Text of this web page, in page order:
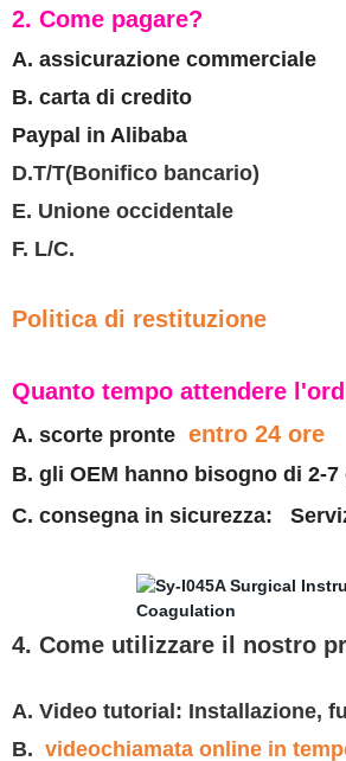
2. Come pagare?
A. assicurazione commerciale
B. carta di credito
Paypal in Alibaba
D.T/T(Bonifico bancario)
E. Unione occidentale
F. L/C.
Politica di restituzione
Quanto tempo attendere
A. scorte pronte entro 24 ore
B. gli OEM hanno bisogno di 2-
C. consegna in sicurezza:
4. Come utilizzare il nostro
A. Video tutorial: Installazione,
B. videochiamata online in